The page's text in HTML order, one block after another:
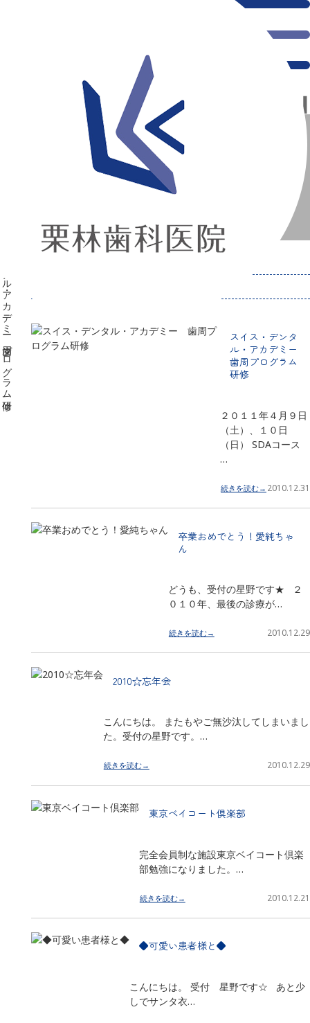
千葉県の新浦安にある歯医者｜スイス・デンタル・アカデミー 歯周プログラム研修 スイス・デンタル・アカデミー 歯周プログラム研修
スイス・デンタ
ル・アカデミー
歯周プログラム
研修
２０１１年４月９日
（土）、１０日
（日） SDAコース
…
続きを読む→ 2010.12.31
卒業おめでとう！愛純ちゃ
ん
どうも、受付の星野です★ ２
０１０年、最後の診療が…
続きを読む→ 2010.12.29
2010☆忘年会
こんにちは。 またもやご無沙汰してしまいまし
た。受付の星野です。…
続きを読む→ 2010.12.29
東京ベイコート倶楽部
完全会員制な施設東京ベイコート倶楽
部勉強になりました。…
続きを読む→ 2010.12.21
◆可愛い患者様と◆
こんにちは。 受付 星野です☆ あと少
しでサンタ衣…